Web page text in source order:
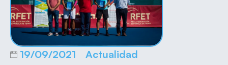
19/09/2021 Actualidad